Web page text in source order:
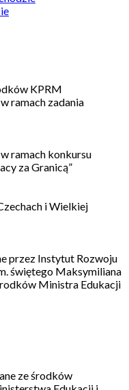
KPRM
ramach zadania
ramach konkursu
za Granicą”
i Wielkiej
przez Instytut Rozwoju
świętego Maksymiliana
Ministra Edukacji
ze środków